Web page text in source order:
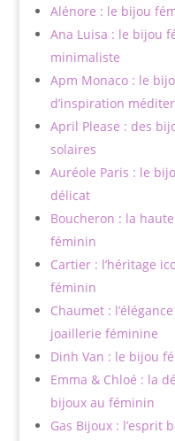
Alénore : le bijou
Ana Luisa : le bijou
minimaliste
Apm Monaco : le
d’inspiration
April Please : des
solaires
Auréole Paris : le
délicat
Boucheron : la
féminin
Cartier : l’héritage
féminin
Chaumet :
joaillerie féminine
Dinh Van : le bijou
Emma & Chloé : la
bijoux au féminin
Gas Bijoux :